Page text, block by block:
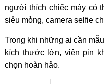
người thích chiếc máy có
siêu mỏng, camera selfie
Trong khi những ai cần
kích thước lớn, viên pin
chọn hoàn hảo.